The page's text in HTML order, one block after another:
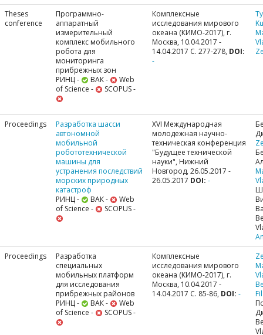
Theses
conference
Программно-
аппаратный
измерительный
комплекс мобильного
робота для
мониторинга
прибрежных зон
РИНЦ -
ВАК -
Web
of Science -
SCOPUS -
Комплексные
исследования мирового
океана (КИМО-2017), г.
Москва, 10.04.2017 -
14.04.2017 С. 277-278, DOI:
-
Proceedings
Разработка шасси
автономной
мобильной
робототехнической
машины для
устранения последствий
морских природных
катастроф
РИНЦ -
ВАК -
Web
of Science -
SCOPUS -
XVI Международная
молодежная научно-
техническая конференция
"Будущее технической
науки", Нижний
Новгород, 26.05.2017 -
26.05.2017 DOI: -
Proceedings
Разработка
специальных
мобильных платформ
для исследования
прибрежных районов
РИНЦ -
ВАК -
Web
of Science -
SCOPUS -
Комплексные
исследования мирового
океана (КИМО-2017), г.
Москва, 10.04.2017 -
14.04.2017 С. 85-86, DOI: -